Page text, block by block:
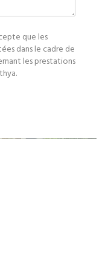
que les
dans le cadre de
les prestations